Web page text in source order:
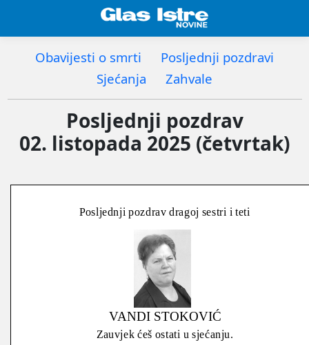
Obavijesti o smrti
Posljednji pozdravi
Sjećanja
Zahvale
Posljednji pozdrav
02. listopada 2025 (četvrtak)
Posljednji pozdrav dragoj sestri i teti
VANDI STOKOVIĆ
Zauvjek ćeš ostati u sjećanju.